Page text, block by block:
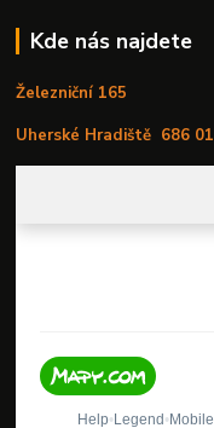
Kde nás najdete
Železniční 165
Uherské Hradiště 686 01